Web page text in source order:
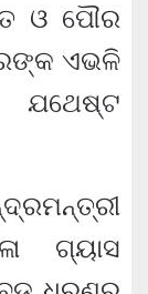
ଓ ପୌର
ଏଭଳି
ଯଥେଷ୍ଟ
ଗ୍ୟାସ